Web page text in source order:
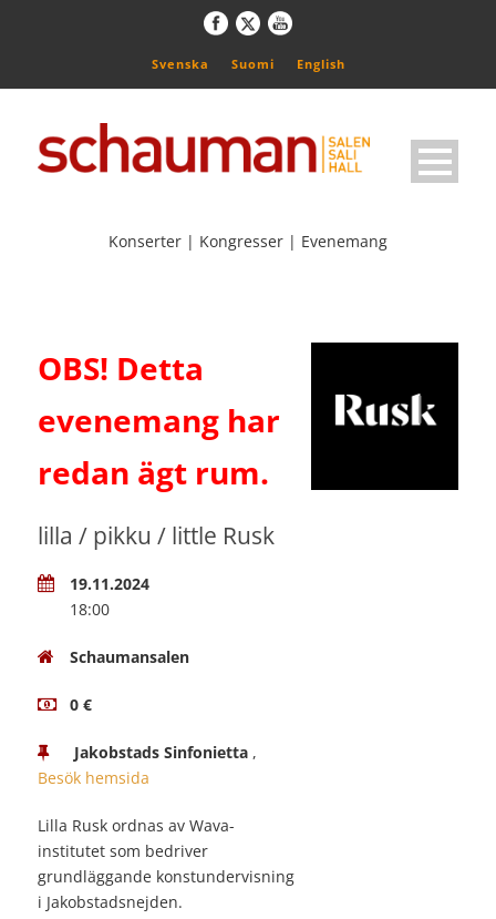
Svenska Suomi English
Konserter | Kongresser | Evenemang
OBS! Detta
evenemang har
redan ägt rum.
lilla / pikku / little Rusk
19.11.2024
18:00
Schaumansalen
0 €
Jakobstads Sinfonietta ,
Besök hemsida
Lilla Rusk ordnas av Wava-
institutet som bedriver
grundläggande konstundervisning
i Jakobstadsnejden.